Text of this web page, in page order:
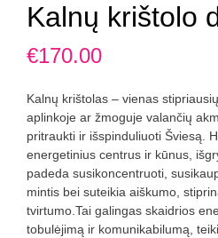
Kalnų krištolo
€170.00
Kalnų krištolas – vienas
aplinkoje ar žmoguje valančių
pritraukti ir išspinduliuoti Šviesą.
energetinius centrus ir kūnus,
padeda susikoncentruoti,
mintis bei suteikia aiškumo,
tvirtumo.Tai galingas skaidrios
tobulėjimą ir komunikabilumą,